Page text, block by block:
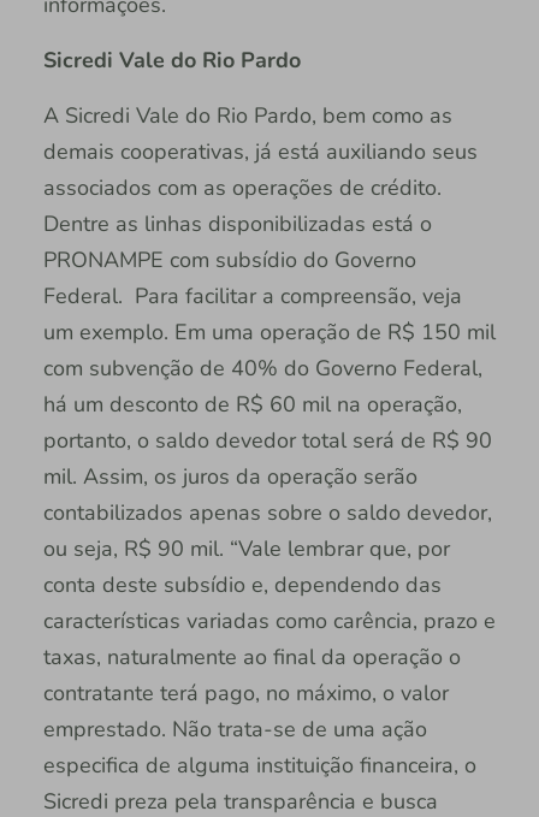
Sicredi Vale do Rio Pardo
A Sicredi Vale do Rio Pardo, bem como as
demais cooperativas, já está auxiliando seus
associados com as operações de crédito.
Dentre as linhas disponibilizadas está o
PRONAMPE com subsídio do Governo
Federal. Para facilitar a compreensão, veja
um exemplo. Em uma operação de R$ 150 mil
com subvenção de 40% do Governo Federal,
há um desconto de R$ 60 mil na operação,
portanto, o saldo devedor total será de R$ 90
mil. Assim, os juros da operação serão
contabilizados apenas sobre o saldo devedor,
ou seja, R$ 90 mil. “Vale lembrar que, por
conta deste subsídio e, dependendo das
características variadas como carência, prazo e
taxas, naturalmente ao final da operação o
contratante terá pago, no máximo, o valor
emprestado. Não trata-se de uma ação
especifica de alguma instituição financeira, o
Sicredi preza pela transparência e busca